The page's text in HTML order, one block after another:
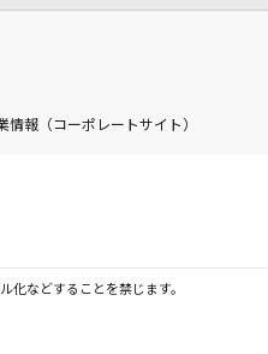
情報（コーポレートサイト）
化などすることを禁じます。